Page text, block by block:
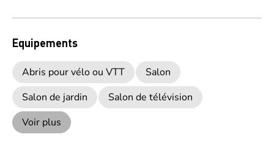
Equipements
Abris pour vélo ou VTT
Salon
Salon de jardin
Salon de télévision
Voir plus